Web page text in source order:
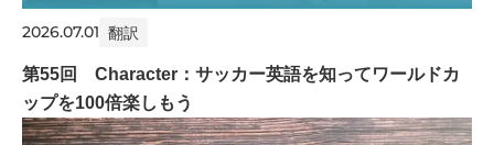
2026.07.01 翻訳
第55回 Character：サッカー英語を知ってワールドカ
ップを100倍楽しもう